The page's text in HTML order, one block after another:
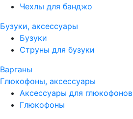
Чехлы для банджо
Бузуки, аксессуары
Бузуки
Струны для бузуки
Варганы
Глюкофоны, аксессуары
Аксессуары для глюкофонов
Глюкофоны